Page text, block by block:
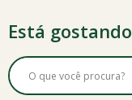
Está